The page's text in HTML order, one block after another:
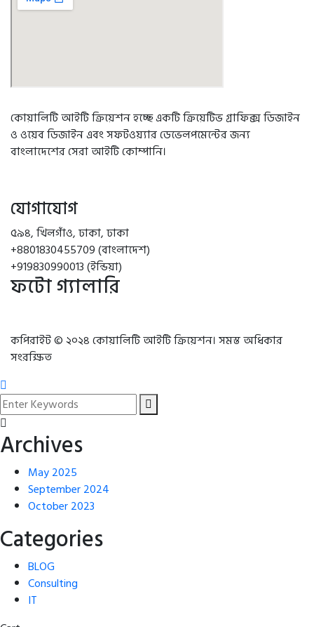
কোয়ালিটি আইটি ক্রিয়েশন হচ্ছে একটি ক্রিয়েটিভ গ্রাফিক্স ডিজাইন
ও ওয়েব ডিজাইন এবং সফটওয়্যার ডেভেলপমেন্টের জন্য
বাংলাদেশের সেরা আইটি কোম্পানি।
যোগাযোগ
৫৯৪, খিলগাঁও, ঢাকা, ঢাকা
+8801830455709 (বাংলাদেশ)
+919830990013 (ইন্ডিয়া)
ফটো গ্যালারি
কপিরাইট © ২০২৪ কোয়ালিটি আইটি ক্রিয়েশন। সমস্ত অধিকার
সংরক্ষিত
Archives
May 2025
September 2024
October 2023
Categories
BLOG
Consulting
IT